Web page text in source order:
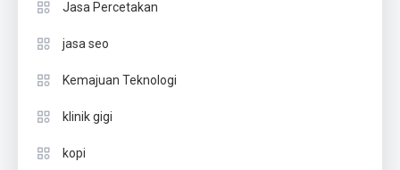
Jasa Percetakan
jasa seo
Kemajuan Teknologi
klinik gigi
kopi